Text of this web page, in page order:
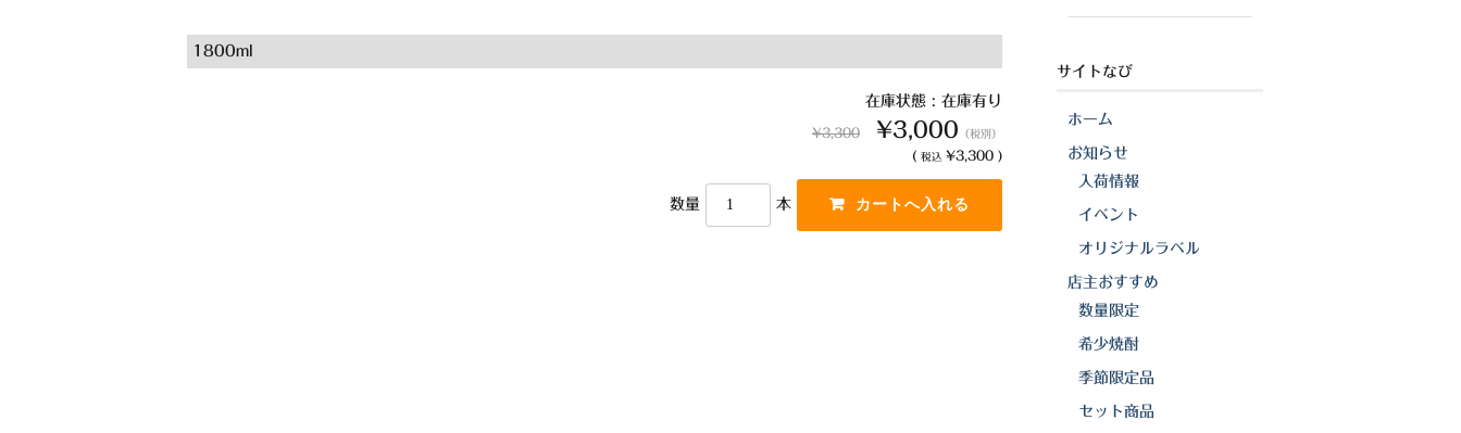
1800ml
在庫状態 : 在庫有り
¥3,300 ¥3,000 （税別）
( 税込 ¥3,300 )
数量 本
サイトなび
ホーム
お知らせ
入荷情報
イベント
オリジナルラベル
店主おすすめ
数量限定
希少焼酎
季節限定品
セット商品